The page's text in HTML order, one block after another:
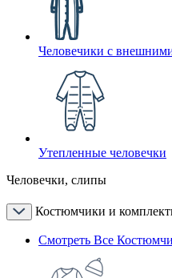
Человечики с
Утепленные человечки
Человечки, слипы
Костюмчики и
Смотреть Все